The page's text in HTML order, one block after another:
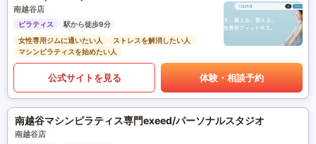
南越谷店
ピラティス
駅から徒歩9分
女性専用ジムに通いたい人
ストレスを解消したい人
マシンピラティスを始めたい人
公式サイトを見る 体験・相談予約
南越谷マシンピラティス専門exeed/パーソナルスタジオ
南越谷店